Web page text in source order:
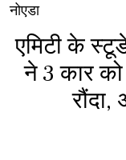
नोएडा
एमिटी के
ने 3 कार